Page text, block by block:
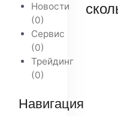
Новости
(0)
Сервис
(0)
Трейдинг
(0)
Навигация